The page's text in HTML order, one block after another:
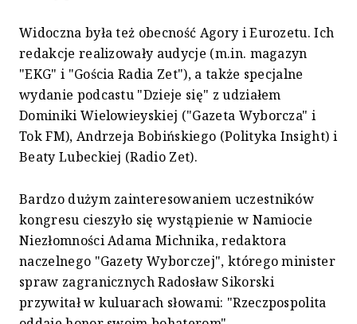
Widoczna była też obecność Agory i Eurozetu. Ich
redakcje realizowały audycje (m.in. magazyn
"EKG" i "Gościa Radia Zet"), a także specjalne
wydanie podcastu "Dzieje się" z udziałem
Dominiki Wielowieyskiej ("Gazeta Wyborcza" i
Tok FM), Andrzeja Bobińskiego (Polityka Insight) i
Beaty Lubeckiej (Radio Zet).
Bardzo dużym zainteresowaniem uczestników
kongresu cieszyło się wystąpienie w Namiocie
Niezłomności Adama Michnika, redaktora
naczelnego "Gazety Wyborczej", którego minister
spraw zagranicznych Radosław Sikorski
przywitał w kuluarach słowami: "Rzeczpospolita